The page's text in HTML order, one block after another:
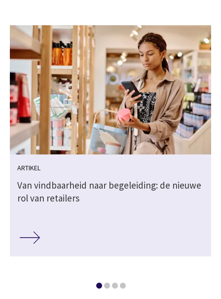
ARTIKEL
Van vindbaarheid naar begeleiding: de nieuwe
rol van retailers